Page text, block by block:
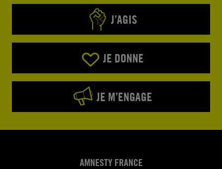
J’AGIS
JE DONNE
JE M’ENGAGE
AMNESTY FRANCE